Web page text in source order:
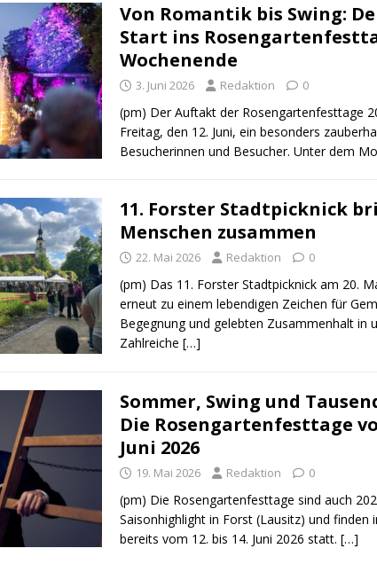
Von Romantik bis Swing:
Start ins
Wochenende
3. Juni 2026 Redaktion 0
(pm) Der Auftakt der Rosengartenfesttage
Freitag, den 12. Juni, ein besonders
Besucherinnen und Besucher. Unter dem
11. Forster Stadtpicknick
Menschen zusammen
22. Mai 2026 Redaktion 0
(pm) Das 11. Forster Stadtpicknick am 20.
erneut zu einem lebendigen Zeichen für
Begegnung und gelebten Zusammenhalt in
Zahlreiche […]
Sommer, Swing und
Die Rosengartenfesttage
Juni 2026
19. Mai 2026 Redaktion 0
(pm) Die Rosengartenfesttage sind auch
Saisonhighlight in Forst (Lausitz) und finden
bereits vom 12. bis 14. Juni 2026 statt. […]